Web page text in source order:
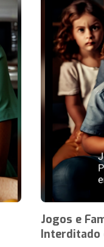
Jogos e
Interditado